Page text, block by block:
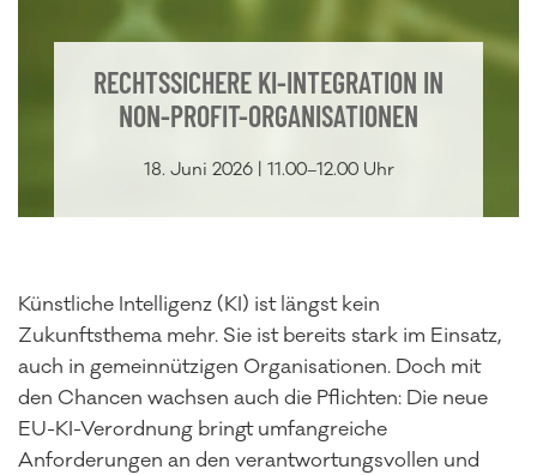
RECHTSSICHERE KI-INTEGRATION IN
NON-PROFIT-ORGANISATIONEN
18. Juni 2026 | 11.00–12.00 Uhr
Künstliche Intelligenz (KI) ist längst kein
Zukunftsthema mehr. Sie ist bereits stark im Einsatz,
auch in gemeinnützigen Organisationen. Doch mit
den Chancen wachsen auch die Pflichten: Die neue
EU-KI-Verordnung bringt umfangreiche
Anforderungen an den verantwortungsvollen und